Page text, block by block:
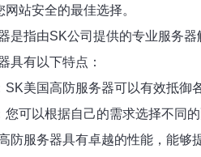
站安全的最佳选择。
是指由SK公司提供的专业服务
具有以下特点：
SK美国高防服务器可以有效抵御
您可以根据自己的需求选择不同
防服务器具有卓越的性能，能够